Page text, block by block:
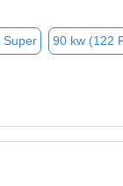
Super 90 kw (122